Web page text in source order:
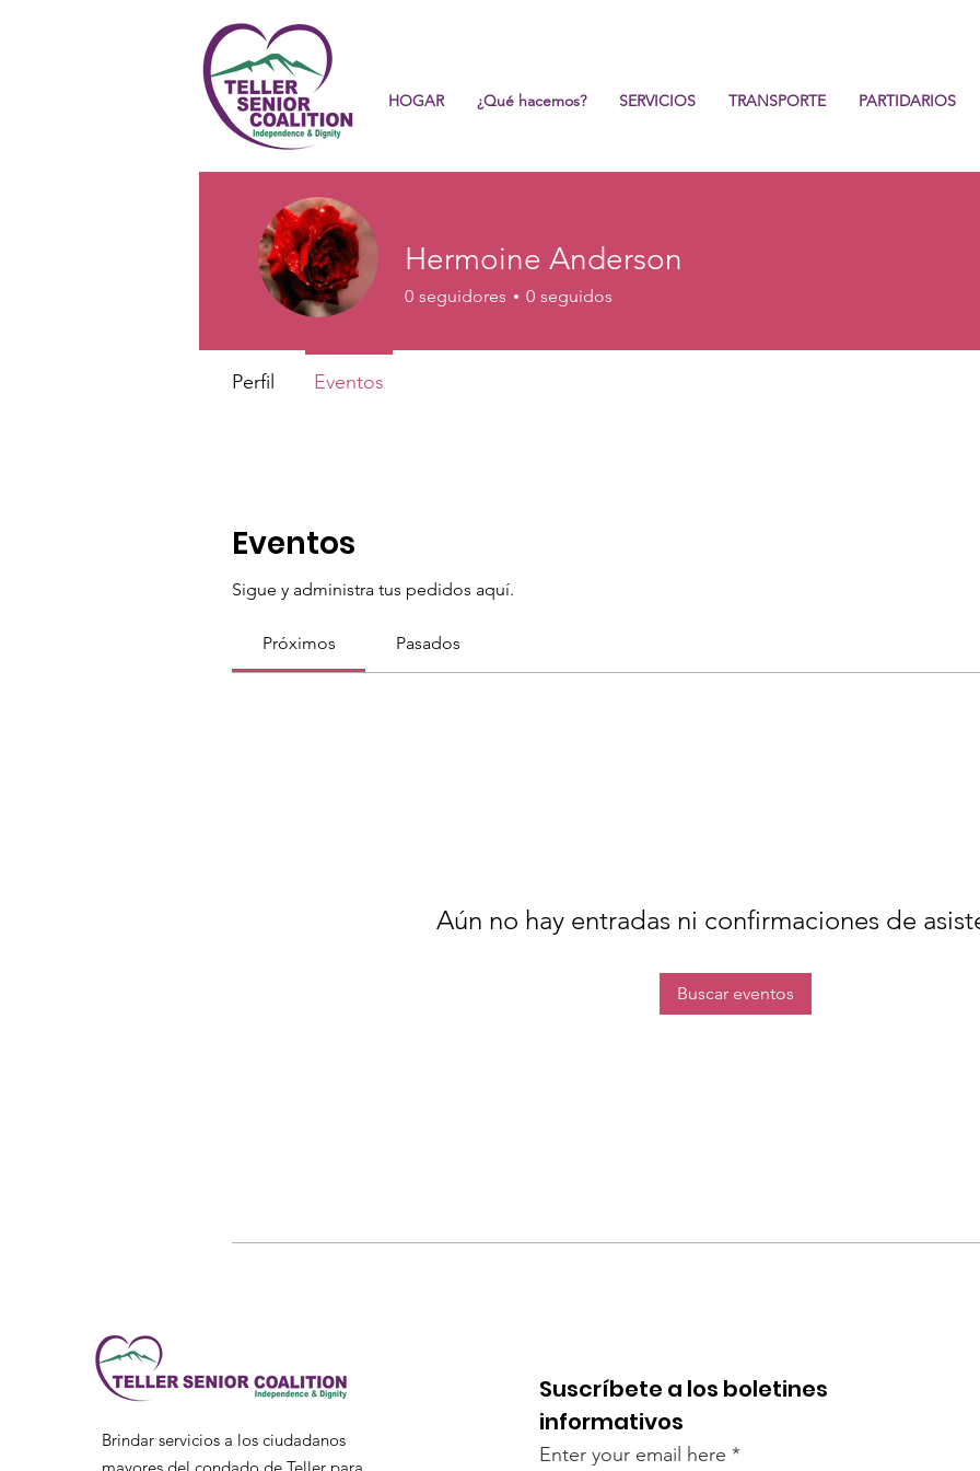
HOGAR ¿Qué hacemos? SERVICIOS TRANSPORTE PARTIDARIOS
Eventos
Sigue y administra tus pedidos aquí.
Próximos Pasados
Aún no hay entradas ni confirmaciones de
Buscar eventos
Hermoine Anderson
0 seguidores 0 seguidos
Perfil Eventos
Brindar servicios a los ciudadanos
Suscríbete a los boletines
informativos
Enter your email here